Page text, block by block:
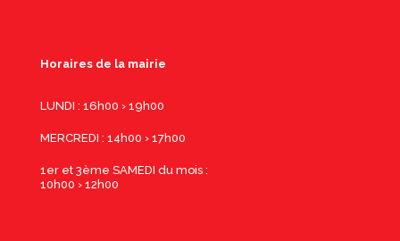
Horaires de la mairie
LUNDI : 16h00 › 19h00
MERCREDI : 14h00 › 17h00
1er et 3ème SAMEDI du mois :
10h00 › 12h00